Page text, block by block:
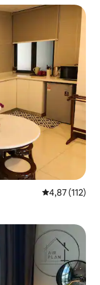
4,87 av 5 i
4,87 (112)